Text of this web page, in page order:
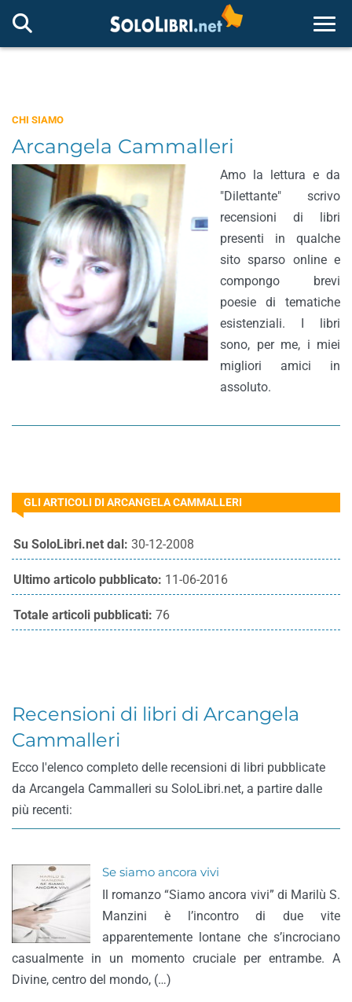
CHI SIAMO
Arcangela Cammalleri
Amo la lettura e da
"Dilettante" scrivo
recensioni di libri
presenti in qualche
sito sparso online e
compongo brevi
poesie di tematiche
esistenziali. I libri
sono, per me, i miei
migliori amici in
assoluto.
GLI ARTICOLI DI ARCANGELA CAMMALLERI
Su SoloLibri.net dal: 30-12-2008
Ultimo articolo pubblicato: 11-06-2016
Totale articoli pubblicati: 76
Recensioni di libri di Arcangela
Cammalleri
Ecco l'elenco completo delle recensioni di libri pubblicate
da Arcangela Cammalleri su SoloLibri.net, a partire dalle
più recenti:
Se siamo ancora vivi
Il romanzo “Siamo ancora vivi” di Marilù S.
Manzini è l’incontro di due vite
apparentemente lontane che s’incrociano
casualmente in un momento cruciale per entrambe. A
Divine, centro del mondo, (…)